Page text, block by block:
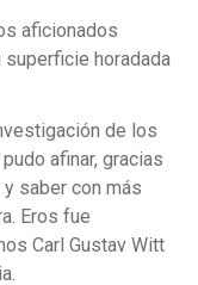
aficionados
superficie horadada
de los
afinar, gracias
saber con más
Eros fue
Carl Gustav Witt